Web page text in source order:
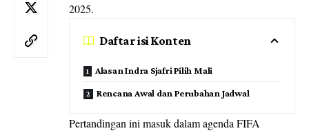
2025.
Daftar isi Konten
Alasan Indra Sjafri Pilih Mali
Rencana Awal dan Perubahan Jadwal
Pertandingan ini masuk dalam agenda FIFA